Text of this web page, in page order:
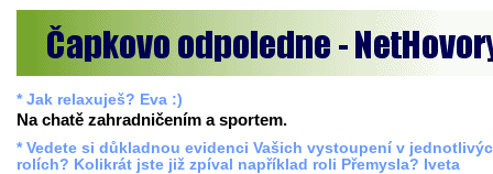
* Jak relaxuješ? Eva :)
Na chatě zahradničením a sportem.
* Vedete si důkladnou evidenci Vašich vystoupení v
rolích? Kolikrát jste již zpíval například roli Přemysla? Iveta